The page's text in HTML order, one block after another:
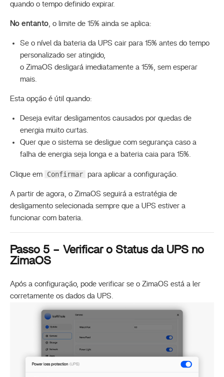
quando o tempo definido expirar.
No entanto, o limite de 15% ainda se aplica:
Se o nível da bateria da UPS cair para 15% antes do tempo
personalizado ser atingido,
o ZimaOS desligará imediatamente a 15%, sem esperar
mais.
Esta opção é útil quando:
Deseja evitar desligamentos causados por quedas de
energia muito curtas.
Quer que o sistema se desligue com segurança caso a
falha de energia seja longa e a bateria caia para 15%.
Clique em Confirmar para aplicar a configuração.
A partir de agora, o ZimaOS seguirá a estratégia de
desligamento selecionada sempre que a UPS estiver a
funcionar com bateria.
Passo 5 – Verificar o Status da UPS no
ZimaOS
Após a configuração, pode verificar se o ZimaOS está a ler
corretamente os dados da UPS.